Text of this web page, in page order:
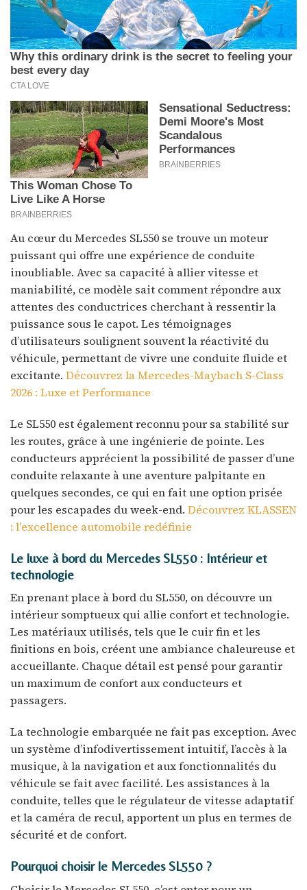
Au cœur du Mercedes SL550 se trouve un moteur
puissant qui offre une expérience de conduite
inoubliable. Avec sa capacité à allier vitesse et
maniabilité, ce modèle sait comment répondre aux
attentes des conductrices cherchant à ressentir la
puissance sous le capot. Les témoignages
d’utilisateurs soulignent souvent la réactivité du
véhicule, permettant de vivre une conduite fluide et
excitante. Découvrez la Mercedes-Maybach S-Class
2026 : Luxe et Performance
Le SL550 est également reconnu pour sa stabilité sur
les routes, grâce à une ingénierie de pointe. Les
conducteurs apprécient la possibilité de passer d’une
conduite relaxante à une aventure palpitante en
quelques secondes, ce qui en fait une option prisée
pour les escapades du week-end. Découvrez KLASSEN
: l'excellence automobile redéfinie
Le luxe à bord du Mercedes SL550 : Intérieur et
technologie
En prenant place à bord du SL550, on découvre un
intérieur somptueux qui allie confort et technologie.
Les matériaux utilisés, tels que le cuir fin et les
finitions en bois, créent une ambiance chaleureuse et
accueillante. Chaque détail est pensé pour garantir
un maximum de confort aux conducteurs et
passagers.
La technologie embarquée ne fait pas exception. Avec
un système d’infodivertissement intuitif, l’accès à la
musique, à la navigation et aux fonctionnalités du
véhicule se fait avec facilité. Les assistances à la
conduite, telles que le régulateur de vitesse adaptatif
et la caméra de recul, apportent un plus en termes de
sécurité et de confort.
Pourquoi choisir le Mercedes SL550 ?